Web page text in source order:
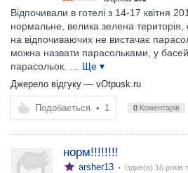
Відпочивали в готелі з 14-17 квітня
нормальне, велика зелена
на відпочиваючих не вистачає
можна назвати парасольками, у
парасольок.
… Ще ▾
Джерело відгуку — vOtpusk.ru
Подобається • 1 0 Коментарів
норм!!!!!!!!
arsher13 • їздив(а) 16 років